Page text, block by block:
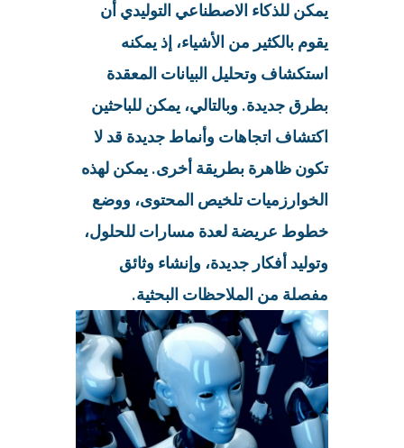
يمكن للذكاء الاصطناعي التوليدي أن
يقوم بالكثير من الأشياء، إذ يمكنه
استكشاف وتحليل البيانات المعقدة
بطرق جديدة. وبالتالي، يمكن للباحثين
اكتشاف اتجاهات وأنماط جديدة قد لا
تكون ظاهرة بطريقة أخرى. يمكن لهذه
الخوارزميات تلخيص المحتوى، ووضع
خطوط عريضة لعدة مسارات للحلول،
وتوليد أفكار جديدة، وإنشاء وثائق
مفصلة من الملاحظات البحثية.